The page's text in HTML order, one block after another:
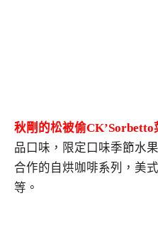
秋剛的松被偷CK’Sorbetto
品口味，限定口味季節水
合作的自烘咖啡系列，美
等。